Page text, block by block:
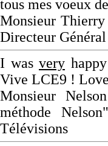
tous mes voeux
Monsieur
Directeur
I was very
Vive LCE9 !
Monsieur
méthode
Télévisions